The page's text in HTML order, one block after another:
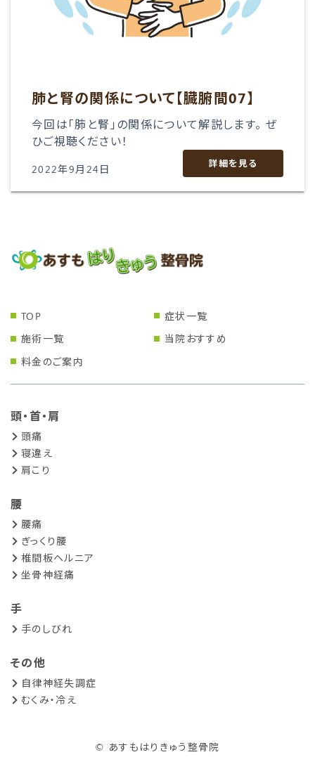
肺と腎の関係について【臓腑間07】
今回は「肺と腎」の関係について解説します。 ぜ
ひご視聴ください！
2022年9月24日 詳細を見る
TOP
症状一覧
施術一覧
当院おすすめ
料金のご案内
頭・首・肩
頭痛
寝違え
肩こり
腰
腰痛
ぎっくり腰
椎間板ヘルニア
坐骨神経痛
手
手のしびれ
その他
自律神経失調症
むくみ・冷え
© あすもはりきゅう整骨院